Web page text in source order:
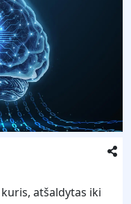
atšaldytas iki